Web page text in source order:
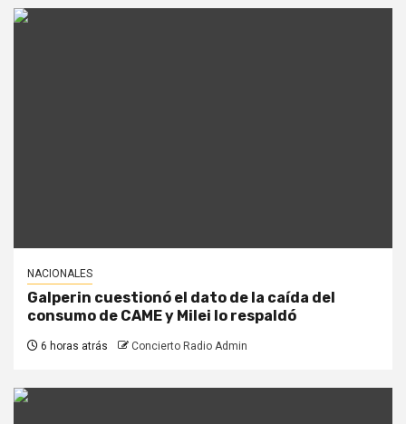
NACIONALES
Galperin cuestionó el dato de la caída del
consumo de CAME y Milei lo respaldó
6 horas atrás Concierto Radio Admin